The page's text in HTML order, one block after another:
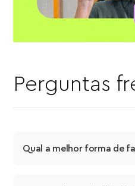
Perguntas
Qual a melhor forma de